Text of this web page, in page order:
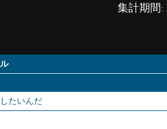
集計期間
たいんだ